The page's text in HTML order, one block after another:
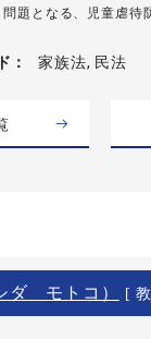
題となる、児童虐待
家族法, 民法
ダ モトコ） [